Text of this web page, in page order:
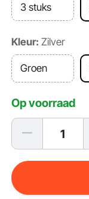
3 stuks
Kleur: Zilver
Groen
Op voorraad